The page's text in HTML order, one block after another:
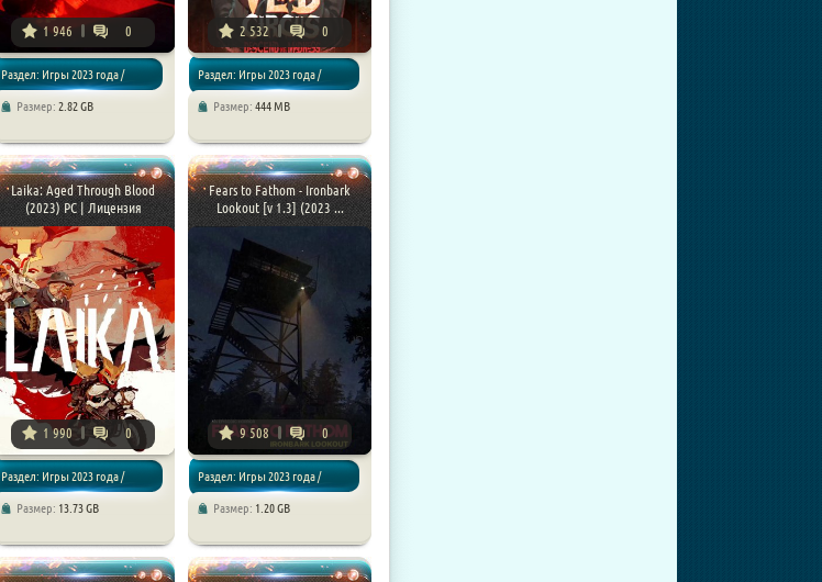
1 946 0
Раздел: Игры 2023 года /
Размер: 2.82 GB
2 532 0
Раздел: Игры 2023 года /
Размер: 444 MB
Laika: Aged Through Blood
(2023) PC | Лицензия
1 990 0
Раздел: Игры 2023 года /
Размер: 13.73 GB
Fears to Fathom - Ironbark
Lookout [v 1.3] (2023 ...
9 508 0
Раздел: Игры 2023 года /
Размер: 1.20 GB